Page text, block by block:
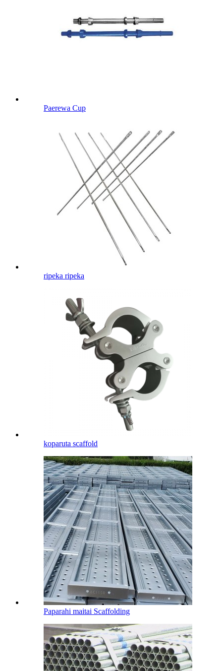
Paerewa Cup
ripeka ripeka
koparuta scaffold
Paparahi maitai Scaffolding